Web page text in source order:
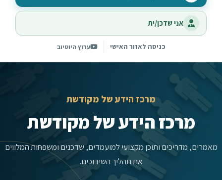
אני שדכן/ית
כניסה לאזור האישי ערוץ היוטיוב
מרכז הידע של מקודשת
מרכז הידע של מקודשת
מאמרים, מדריכים ותוכן מקצועי למועמדים, שדכנים ומשפחות המלווים
את תהליך השידוכים.